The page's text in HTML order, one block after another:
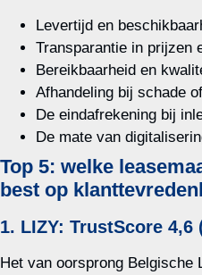
Levertijd en
Transparantie in prijzen
Bereikbaarheid en
Afhandeling bij schade
De eindafrekening bij
De mate van
Top 5: welke
best op
1. LIZY: TrustScore 4,6
Het van oorsprong Belgische